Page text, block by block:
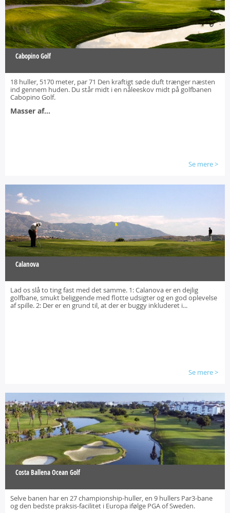
Cabopino Golf
18 huller, 5170 meter, par 71 Den kraftigt søde duft trænger næsten
ind gennem huden. Du står midt i en nåleeskov midt på golfbanen
Cabopino Golf.
Masser af...
Se mere>
Calanova
Lad os slå to ting fast med det samme. 1: Calanova er en dejlig
golfbane, smukt beliggende med flotte udsigter og en god oplevelse
af spille. 2: Der er en grund til, at der er buggy inkluderet i...
Se mere>
Costa Ballena Ocean Golf
Selve banen har en 27 championship-huller, en 9 hullers Par3-bane
og den bedste praksis-facilitet i Europa ifølge PGA of Sweden.